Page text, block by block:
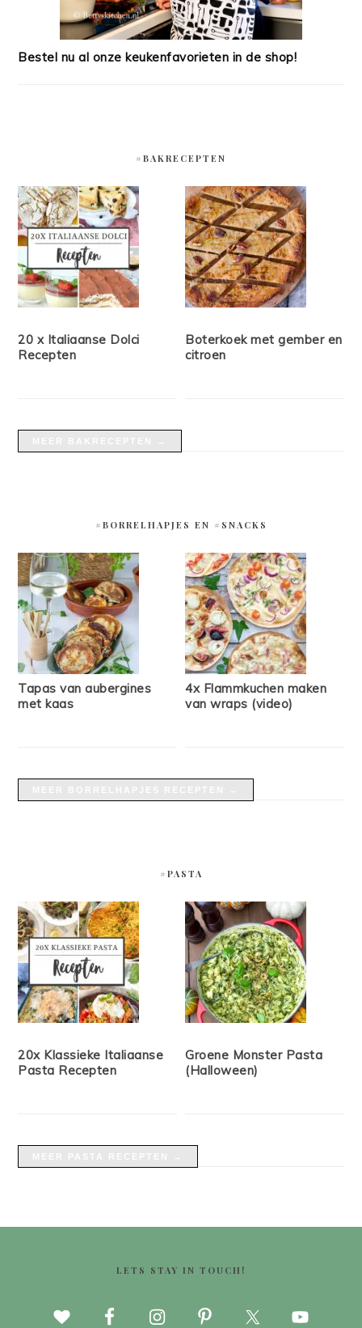
Bestel nu al onze keukenfavorieten in de shop!
#BAKRECEPTEN
20 x Italiaanse Dolci
Recepten
Boterkoek met gember en
citroen
#BORRELHAPJES EN #SNACKS
Tapas van aubergines
met kaas
4x Flammkuchen maken
van wraps (video)
#PASTA
20x Klassieke Italiaanse
Pasta Recepten
Groene Monster Pasta
(Halloween)
LETS STAY IN TOUCH!